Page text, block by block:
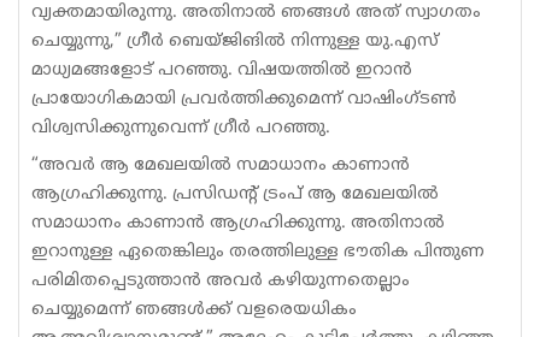
വ്യക്തമായിരുന്നു. അതിനാൽ ഞങ്ങൾ അത് സ്വാഗതം
ചെയ്യുന്നു,” ഗ്രീർ ബെയ്ജിങിൽ നിന്നുള്ള യു.എസ്
മാധ്യമങ്ങളോട് പറഞ്ഞു. വിഷയത്തിൽ ഇറാൻ
പ്രായോഗികമായി പ്രവർത്തിക്കുമെന്ന് വാഷിംഗ്ടൺ
വിശ്വസിക്കുന്നുവെന്ന് ഗ്രീർ പറഞ്ഞു.
“അവർ ആ മേഖലയിൽ സമാധാനം കാണാൻ
ആഗ്രഹിക്കുന്നു. പ്രസിഡന്റ് ട്രംപ് ആ മേഖലയിൽ
സമാധാനം കാണാൻ ആഗ്രഹിക്കുന്നു. അതിനാൽ
ഇറാനുള്ള ഏതെങ്കിലും തരത്തിലുള്ള ഭൗതിക പിന്തുണ
പരിമിതപ്പെടുത്താൻ അവർ കഴിയുന്നതെല്ലാം
ചെയ്യുമെന്ന് ഞങ്ങൾക്ക് വളരെയധികം